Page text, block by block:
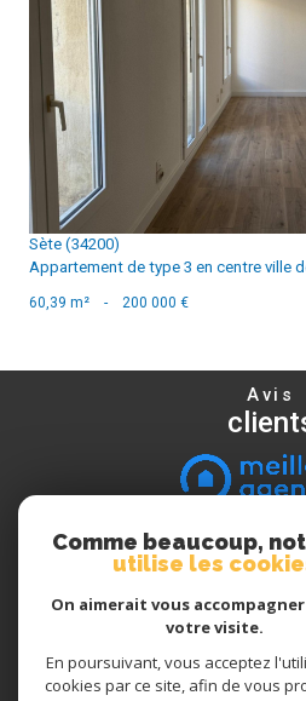
Sète (34200)
Appartement de type 3 en centre ville
60,39 m² - 200 000 €
Avis
Nous
Nous
Comme beaucoup,
utilise les
On aimerait vous
votre visite.
En poursuivant, vous acceptez
cookies par ce site, afin de vous